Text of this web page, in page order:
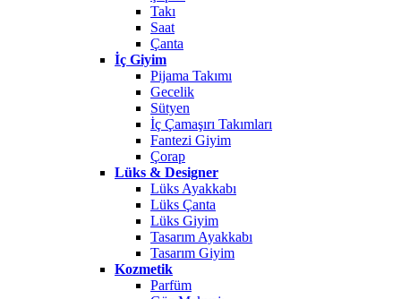
Takı
Saat
Çanta
İç Giyim
Pijama Takımı
Gecelik
Sütyen
İç Çamaşırı Takımları
Fantezi Giyim
Çorap
Lüks & Designer
Lüks Ayakkabı
Lüks Çanta
Lüks Giyim
Tasarım Ayakkabı
Tasarım Giyim
Kozmetik
Parfüm